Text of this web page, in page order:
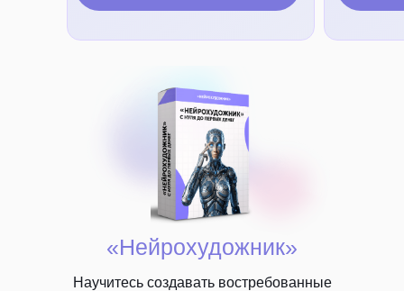
«Нейрохудожник»
Научитесь создавать востребованные